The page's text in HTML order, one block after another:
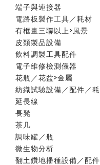
端子與連接器
電路板製作工具／耗材
有框畫三聯以上>風景
皮類製品設備
飲料調製工具配件
電子維修檢測儀器
花瓶／花盆>金屬
紡織試驗設備／配件／
延長線
長凳
茶几
調味罐／瓶
微生物分析
翻土鑽地播種設備／配